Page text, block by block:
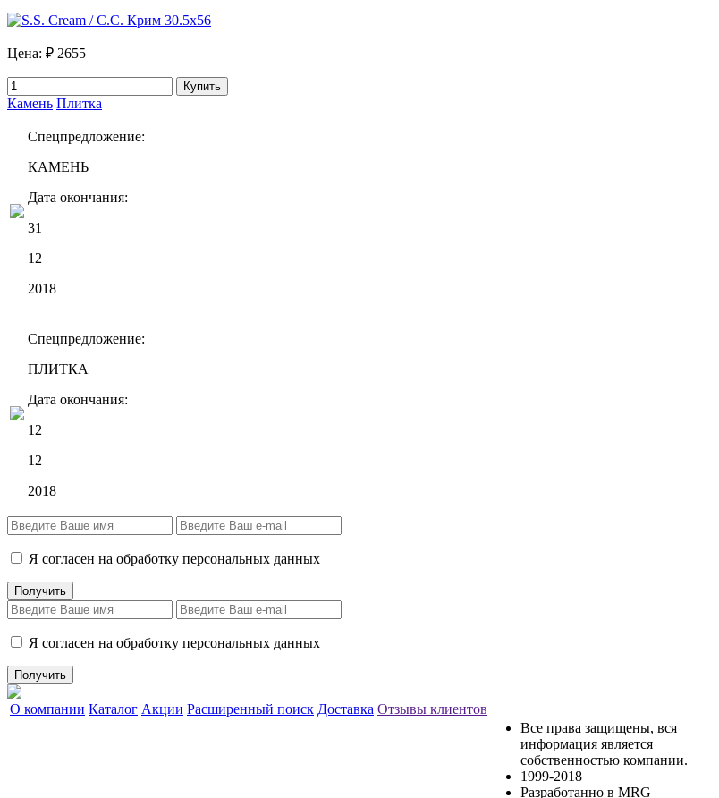
Цена: ₽ 2655
Купить
Камень Плитка
Спецпредложение:
КАМЕНЬ
Дата окончания:
31
12
2018
Спецпредложение:
ПЛИТКА
Дата окончания:
12
12
2018
Я согласен на обработку персональных данных
Я согласен на обработку персональных данных
О компании Каталог Акции Расширенный поиск Доставка Отзывы клиентов
Все права защищены, вся
информация является
собственностью компании.
1999-2018
Разработанно в MRG